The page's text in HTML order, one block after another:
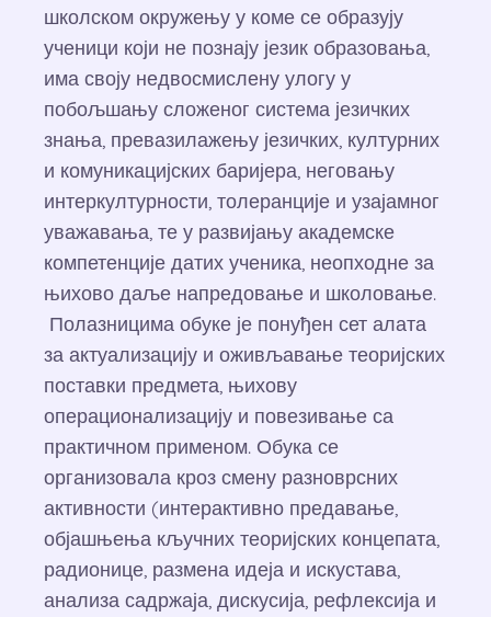
школском окружењу у коме се образују
ученици који не познају језик образовања,
има своју недвосмислену улогу у
побољшању сложеног система језичких
знања, превазилажењу језичких, културних
и комуникацијских баријера, неговању
интеркултурности, толеранције и узајамног
уважавања, те у развијању академске
компетенције датих ученика, неопходне за
њихово даље напредовање и школовање.
Полазницима обуке је понуђен сет алата
за актуализацију и оживљавање теоријских
поставки предмета, њихову
операционализацију и повезивање са
практичном применом. Обука се
организовала кроз смену разноврсних
активности (интерактивно предавање,
објашњења кључних теоријских концепата,
радионице, размена идеја и искустава,
анализа садржаја, дискусија, рефлексија и